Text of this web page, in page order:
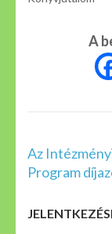
A
Az
Program